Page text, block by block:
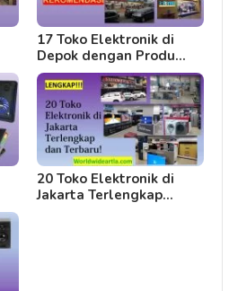
17 Toko Elektronik di
Depok dengan Produ…
20 Toko Elektronik di
Jakarta Terlengkap…